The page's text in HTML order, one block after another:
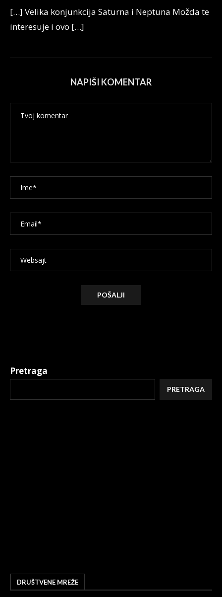
[…] Velika konjunkcija Saturna i Neptuna Možda te
interesuje i ovo […]
NAPIŠI KOMENTAR
Pretraga
PRETRAGA
DRUŠTVENE MREŽE